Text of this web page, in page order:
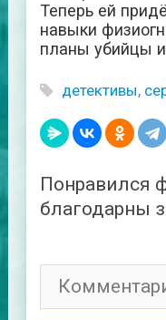
Теперь ей
навыки
планы убийцы
детективы,
Понравился
благодарны